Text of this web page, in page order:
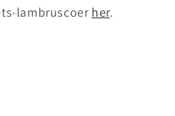
lambruscoerher.